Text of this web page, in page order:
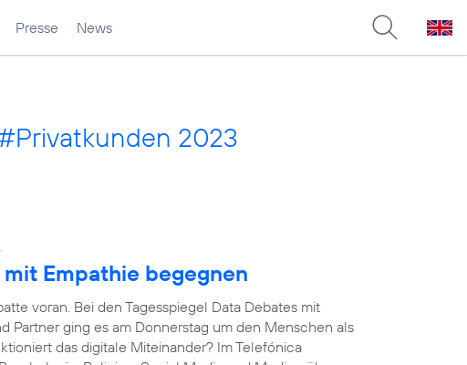
Presse News
2023
Empathie begegnen
voran. Bei den Tagesspiegel Data Debates mit
Partner ging es am Donnerstag um den Menschen als
das digitale Miteinander? Im Telefónica